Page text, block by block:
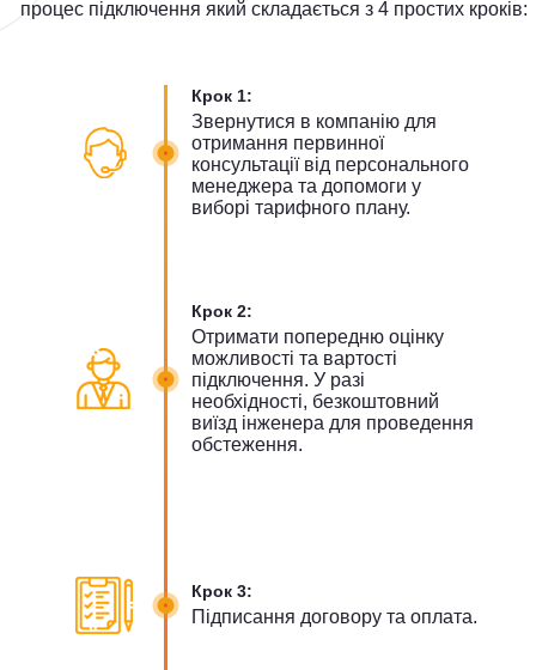
процес підключення який складається з 4 простих кроків:
Крок 1:
Звернутися в компанію для
отримання первинної
консультації від персонального
менеджера та допомоги у
виборі тарифного плану.
Крок 2:
Отримати попередню оцінку
можливості та вартості
підключення. У разі
необхідності, безкоштовний
виїзд інженера для проведення
обстеження.
Крок 3:
Підписання договору та оплата.